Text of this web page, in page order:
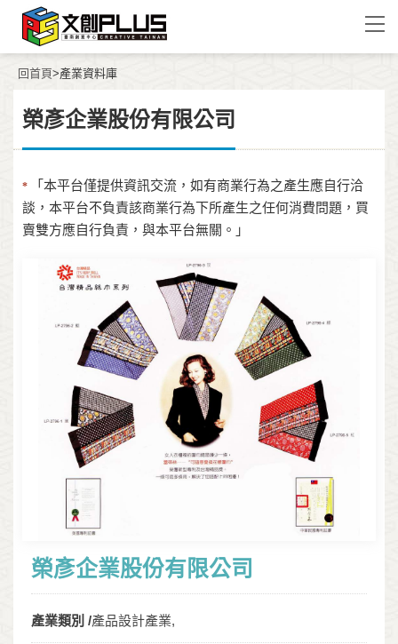
回首頁>產業資料庫
榮彥企業股份有限公司
*
「本平台僅提供資訊交流，如有商業行為之產生應自行洽
談，本平台不負責該商業行為下所產生之任何消費問題，買
賣雙方應自行負責，與本平台無關。」
榮彥企業股份有限公司
產業類別 /產品設計產業,